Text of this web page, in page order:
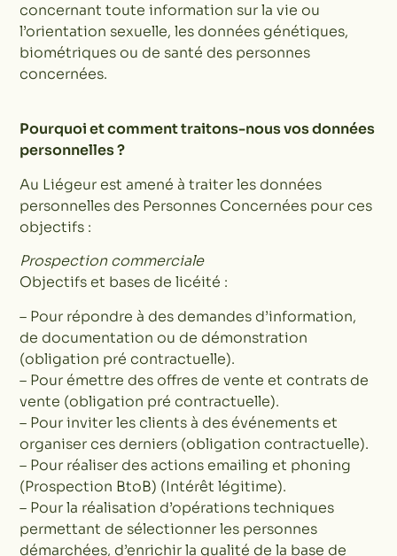
concernant toute information sur la vie ou
l’orientation sexuelle, les données génétiques,
biométriques ou de santé des personnes
concernées.
Pourquoi et comment traitons-nous vos données
personnelles ?
Au Liégeur est amené à traiter les données
personnelles des Personnes Concernées pour ces
objectifs :
Prospection commerciale
Objectifs et bases de licéité :
– Pour répondre à des demandes d’information,
de documentation ou de démonstration
(obligation pré contractuelle).
– Pour émettre des offres de vente et contrats de
vente (obligation pré contractuelle).
– Pour inviter les clients à des événements et
organiser ces derniers (obligation contractuelle).
– Pour réaliser des actions emailing et phoning
(Prospection BtoB) (Intérêt légitime).
– Pour la réalisation d’opérations techniques
permettant de sélectionner les personnes
démarchées, d’enrichir la qualité de la base de